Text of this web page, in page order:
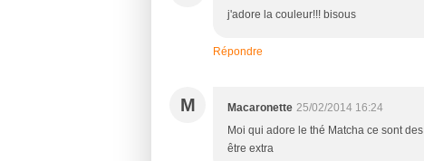
j'adore la couleur!!! bisous
Répondre
M Macaronette 25/02/2014 16:24
Moi qui adore le thé Matcha ce sont
être extra